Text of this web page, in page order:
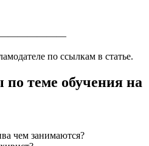
по ссылкам в статье.
теме обучения на
чем занимаются?